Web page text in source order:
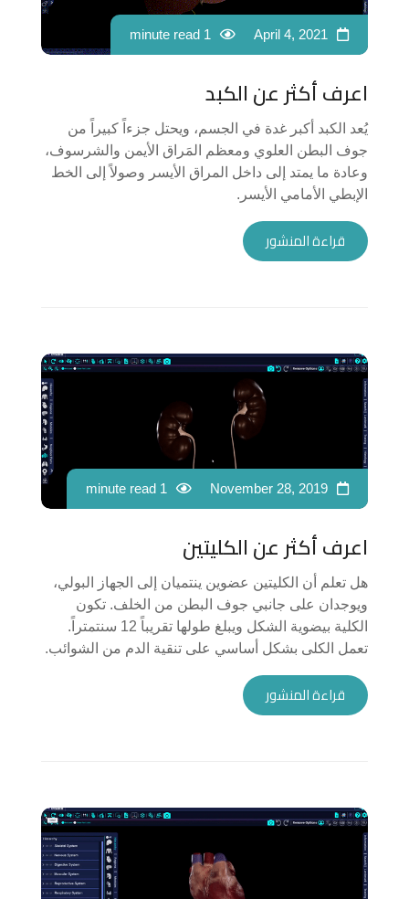
April 4, 2021
1 minute read
اعرف أكثر عن الكبد
يُعد الكبد أكبر غدة في الجسم، ويحتل جزءاً كبيراً من
جوف البطن العلوي ومعظم المَراق الأيمن والشرسوف،
وعادة ما يمتد إلى داخل المراق الأيسر وصولاً إلى الخط
الإبطي الأمامي الأيسر.
قراءة المنشور
November 28, 2019
1 minute read
اعرف أكثر عن الكليتين
هل تعلم أن الكليتين عضوين ينتميان إلى الجهاز البولي،
ويوجدان على جانبي جوف البطن من الخلف. تكون
الكلية بيضوية الشكل ويبلغ طولها تقريباً 12 سنتمتراً.
تعمل الكلى بشكل أساسي على تنقية الدم من الشوائب.
قراءة المنشور